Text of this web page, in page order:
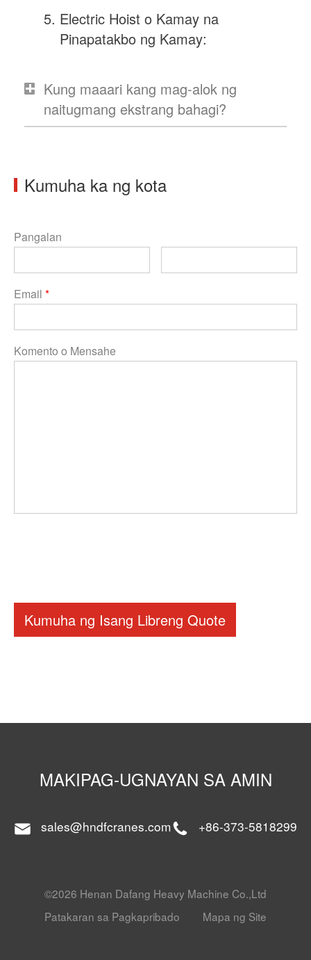
Electric Hoist o Kamay na
Pinapatakbo ng Kamay:
Kung maaari kang mag-alok ng
naitugmang ekstrang bahagi?
Kumuha ka ng kota
Pangalan
Email *
Komento o Mensahe
Kumuha ng Isang Libreng Quote
MAKIPAG-UGNAYAN SA AMIN
sales@hndfcranes.com +86-373-5818299
©2026 Henan Dafang Heavy Machine Co.,Ltd
Patakaran sa Pagkapribado
Mapa ng Site